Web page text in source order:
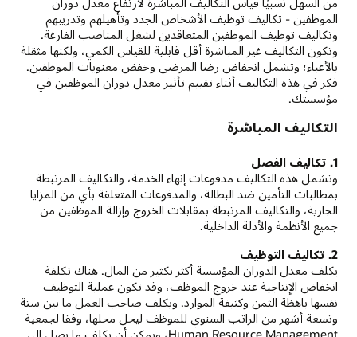
الموظفين - تكاليف توظيف الأشخاص الجدد وتأهيلهم وتدريبهم
وتكاليف توظيف الموظفين المتعاقدين لشغل المناصب الفارغة.
وتكون التكاليف غير المباشرة أقل قابلية للقياس الكمي، ولكنها مثقلة
بالأعباء؛ وتشمل انخفاض رضا المرضى وخفض معنويات الموظفين.
فكر في هذه التكاليف أثناء تقييم تأثير معدل دوران الموظفين في
مؤسستك.
التكاليف المباشرة
1. تكاليف الفصل
وتشمل هذه التكاليف مدفوعات إنهاء الخدمة، والتكاليف المرتبطة
بمطالبات التأمين ضد البطالة، والمدفوعات المتعلقة بأي من المزايا
الجارية، والتكاليف المرتبطة بمقابلات الخروج وإزالة الموظفين من
جميع الأنظمة والأدلة الداخلية.
2. تكاليف التوظيف
يكلف معدل الدوران المؤسسة أكثر بكثير من المال. هناك تكلفة
انخفاض الإنتاجية عند خروج الموظف، وقد تكون عملية التوظيف
نفسها باهظة الثمن وكثيفة الموارد. ويكلف صاحب العمل ما بين ستة
وتسعة أشهر من الراتب السنوي للموظف ليحل محلها، وفقا لجمعية
Human Resource Management، ويمكن أن يكلف ما يصل إلى